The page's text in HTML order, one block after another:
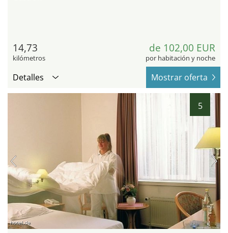
14,73
kilómetros
de 102,00 EUR
por habitación y noche
Detalles Mostrar oferta
5
hotel.de